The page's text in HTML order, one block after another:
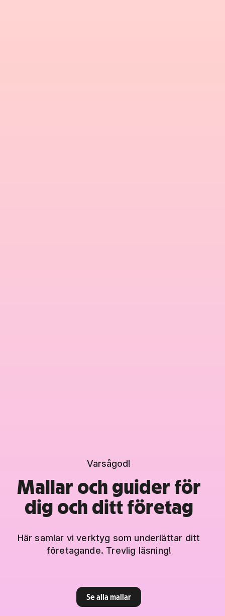
Varsågod!
Mallar och guider för
dig och ditt företag
Här samlar vi verktyg som underlättar ditt
företagande. Trevlig läsning!
Se alla mallar